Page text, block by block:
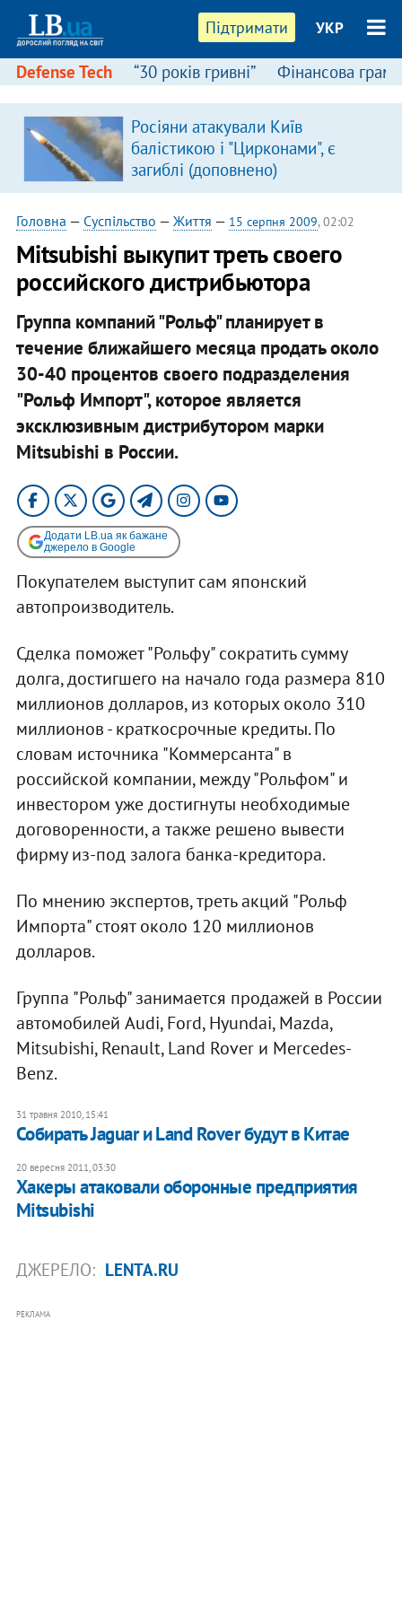
Підтримати УКР
Defense Tech “30 років гривні” Фінансова
Росіяни атакували Київ
балістикою і "Цирконами", є
загиблі (доповнено)
Головна — Суспільство — Життя — 15 серпня 2009, 02:02
Mitsubishi выкупит треть своего
российского дистрибьютора
Группа компаний "Рольф" планирует в
течение ближайшего месяца продать около
30-40 процентов своего подразделения
"Рольф Импорт", которое является
эксклюзивным дистрибутором марки
Mitsubishi в России.
Додати LB.ua як бажане
джерело в Google
Покупателем выступит сам японский
автопроизводитель.
Сделка поможет "Рольфу" сократить сумму
долга, достигшего на начало года размера 810
миллионов долларов, из которых около 310
миллионов - краткосрочные кредиты. По
словам источника "Коммерсанта" в
российской компании, между "Рольфом" и
инвестором уже достигнуты необходимые
договоренности, а также решено вывести
фирму из-под залога банка-кредитора.
По мнению экспертов, треть акций "Рольф
Импорта" стоят около 120 миллионов
долларов.
Группа "Рольф" занимается продажей в России
автомобилей Audi, Ford, Hyundai, Mazda,
Mitsubishi, Renault, Land Rover и Mercedes-
Benz.
31 травня 2010, 15:41
Собирать Jaguar и Land Rover будут в Китае
20 вересня 2011, 03:30
Хакеры атаковали оборонные предприятия
Mitsubishi
ДЖЕРЕЛО: LENTA.RU
РЕКЛАМА